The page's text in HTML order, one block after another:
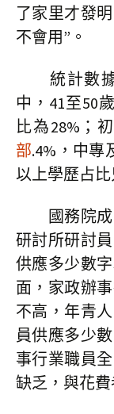
了家里才發
不會用”。
統計數據
中，41至50
比為28%；
部.4%，中專
以上學歷占比
國務院成
研討所研討
供應多少數
面，家政辦
不高，年青
員供應多少
事行業職員
缺乏，與花